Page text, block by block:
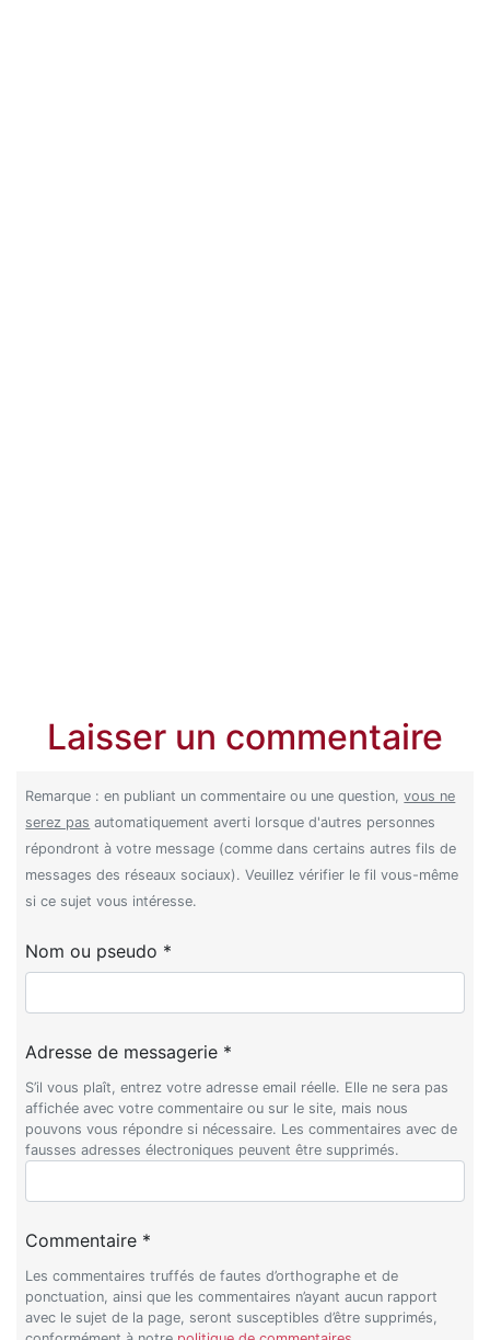
Laisser un commentaire
Remarque : en publiant un commentaire ou une question,vous ne
serez pas automatiquement averti lorsque d'autres personnes
répondront à votre message (comme dans certains autres fils de
messages des réseaux sociaux). Veuillez vérifier le fil vous-même
si ce sujet vous intéresse.
Nom ou pseudo *
Adresse de messagerie *
S’il vous plaît, entrez votre adresse email réelle. Elle ne sera pas
affichée avec votre commentaire ou sur le site, mais nous
pouvons vous répondre si nécessaire. Les commentaires avec de
fausses adresses électroniques peuvent être supprimés.
Commentaire *
Les commentaires truffés de fautes d’orthographe et de
ponctuation, ainsi que les commentaires n’ayant aucun rapport
avec le sujet de la page, seront susceptibles d’être supprimés,